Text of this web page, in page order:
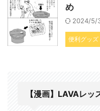
め
2024/5/
便利グッズ
【漫画】LAVAレッ